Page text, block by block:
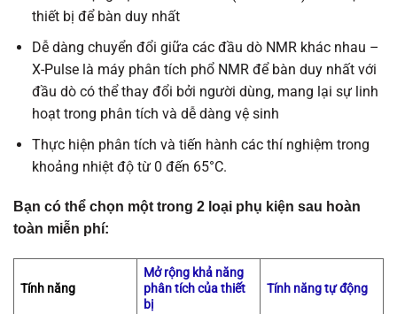
thiết bị để bàn duy nhất
Dễ dàng chuyển đổi giữa các đầu dò NMR khác nhau –
X-Pulse là máy phân tích phổ NMR để bàn duy nhất với
đầu dò có thể thay đổi bởi người dùng, mang lại sự linh
hoạt trong phân tích và dễ dàng vệ sinh
Thực hiện phân tích và tiến hành các thí nghiệm trong
khoảng nhiệt độ từ 0 đến 65°C.
Bạn có thể chọn một trong 2 loại phụ kiện sau hoàn
toàn miễn phí:
Tính năng
Mở rộng khả năng
phân tích của thiết
bị
Tính năng tự động